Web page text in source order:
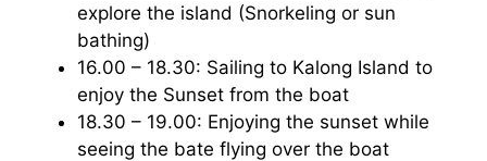
explore the island (Snorkeling or sun
bathing)
16.00 – 18.30: Sailing to Kalong Island to
enjoy the Sunset from the boat
18.30 – 19.00: Enjoying the sunset while
seeing the bate flying over the boat